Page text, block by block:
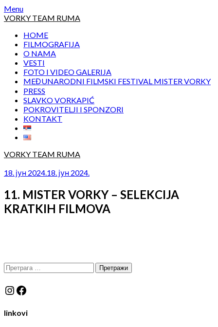
Skip
to
Menu
VORKY TEAM RUMA
HOME
FILMOGRAFIJA
O NAMA
VESTI
FOTO I VIDEO GALERIJA
MEĐUNARODNI FILMSKI FESTIVAL MISTER VORKY
PRESS
SLAVKO VORKAPIĆ
POKROVITELJI I SPONZORI
KONTAKT
VORKY TEAM RUMA
18. јун 2024.18. јун 2024.
11. MISTER VORKY – SELEKCIJA
KRATKIH FILMOVA
Претрага
за:
Instagram
Facebook
linkovi